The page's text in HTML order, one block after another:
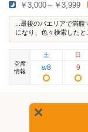
￥3,000～￥3,999
...最後のパエリアで満
になり、色々検索した
空席
情報
土
8/8
日
9